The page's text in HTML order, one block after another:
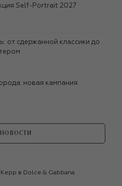
Self-Portrait 2027
от сдержанной классики до
новая кампания
НОВОСТИ
в Dolce & Gabbana